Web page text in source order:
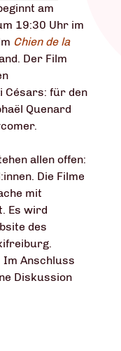
am
19:30 Uhr im
Chien de la
Der Film
Césars: für den
Quenard
allen offen:
Die Filme
mit
Es wird
des
Anschluss
Diskussion